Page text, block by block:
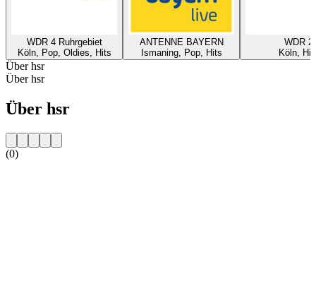
WDR 4 Ruhrgebiet
Köln, Pop, Oldies, Hits
ANTENNE BAYERN
Ismaning, Pop, Hits
WDR 2
Köln,
Über hsr
Über hsr
Über hsr
(0)